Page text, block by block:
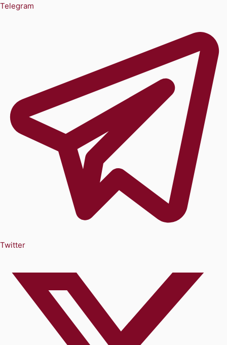
Telegram
Twitter